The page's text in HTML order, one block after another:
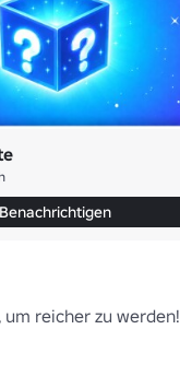
Benachrichtigen
reicher zu werden!